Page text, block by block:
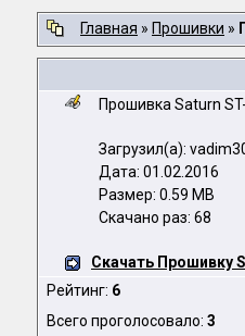
Главная » Прошивки »
Прошивка Saturn
Загрузил(а):
Дата: 01.02.2016
Размер: 0.59 MB
Скачано раз: 68
Скачать Прошивку
Рейтинг: 6
Всего проголосовало: 3